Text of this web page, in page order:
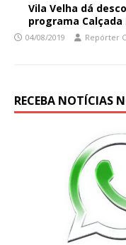
Vila Velha dá
programa Calçada
04/08/2019 Repórter
RECEBA NOTÍCIAS